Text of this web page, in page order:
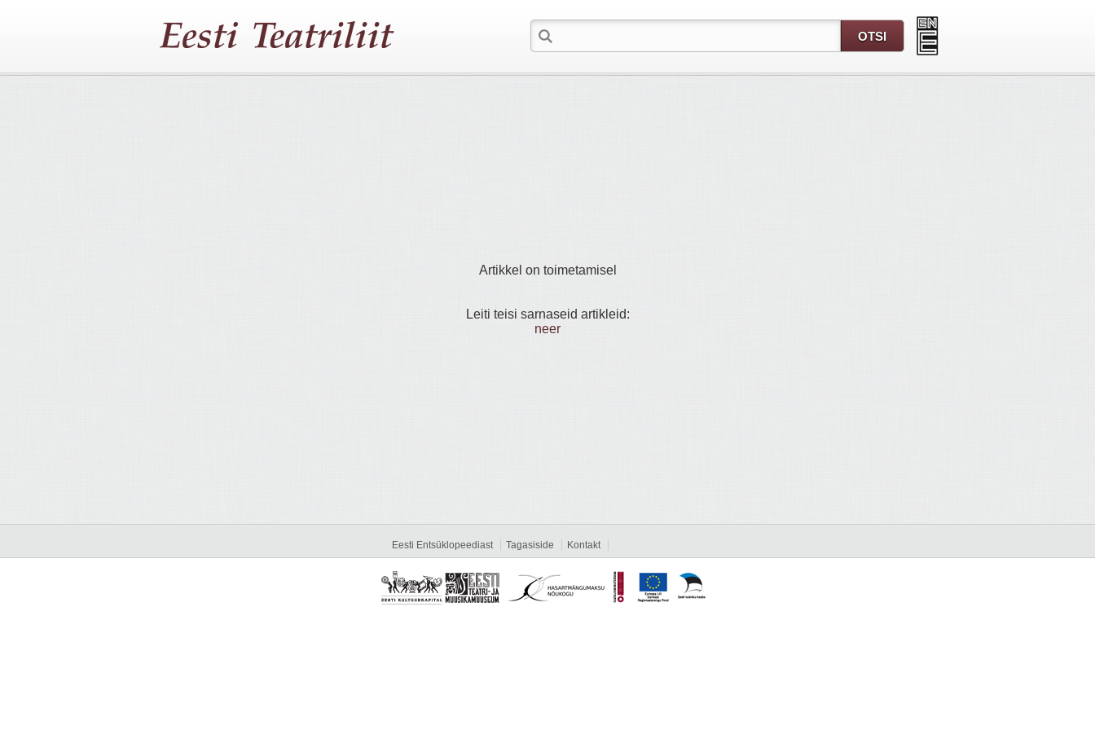
Artikkel on toimetamisel
Leiti teisi sarnaseid artikleid:
neer
Eesti Entsüklopeediast Tagasiside Kontakt